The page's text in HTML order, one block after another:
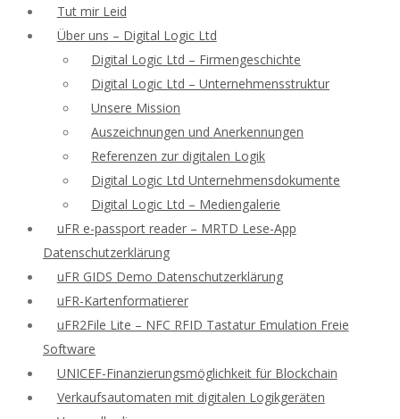
Tut mir Leid
Über uns – Digital Logic Ltd
Digital Logic Ltd – Firmengeschichte
Digital Logic Ltd – Unternehmensstruktur
Unsere Mission
Auszeichnungen und Anerkennungen
Referenzen zur digitalen Logik
Digital Logic Ltd Unternehmensdokumente
Digital Logic Ltd – Mediengalerie
uFR e-passport reader – MRTD Lese-App
Datenschutzerklärung
uFR GIDS Demo Datenschutzerklärung
uFR-Kartenformatierer
uFR2File Lite – NFC RFID Tastatur Emulation Freie
Software
UNICEF-Finanzierungsmöglichkeit für Blockchain
Verkaufsautomaten mit digitalen Logikgeräten